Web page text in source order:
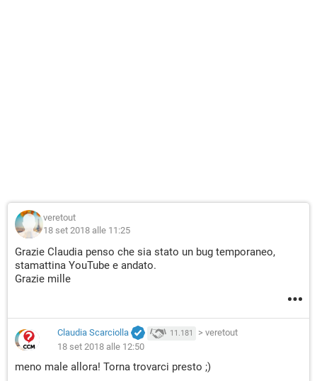
veretout
18 set 2018 alle 11:25
Grazie Claudia penso che sia stato un bug temporaneo,
stamattina YouTube e andato.
Grazie mille
Claudia Scarciolla 11.181 > veretout
18 set 2018 alle 12:50
meno male allora! Torna trovarci presto ;)